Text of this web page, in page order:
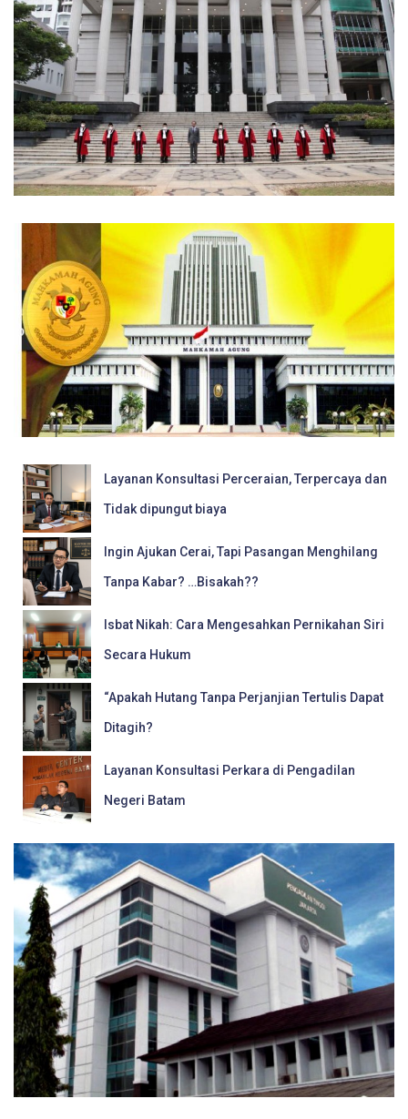
Layanan Konsultasi Perceraian, Terpercaya dan
Tidak dipungut biaya
Ingin Ajukan Cerai, Tapi Pasangan Menghilang
Tanpa Kabar? …Bisakah??
Isbat Nikah: Cara Mengesahkan Pernikahan Siri
Secara Hukum
“Apakah Hutang Tanpa Perjanjian Tertulis Dapat
Ditagih?
Layanan Konsultasi Perkara di Pengadilan
Negeri Batam